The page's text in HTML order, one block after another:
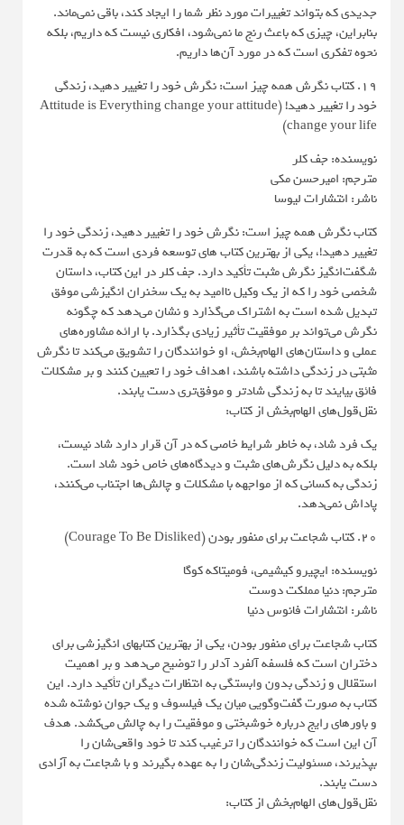
جدیدی که بتواند تغییرات مورد نظر شما را ایجاد کند، باقی نمی‌ماند.
بنابراین، چیزی که باعث رنج ما نمی‌شود، افکاری نیست که داریم، بلکه
نحوه تفکری است که در مورد آن‌ها داریم.
19. کتاب نگرش همه چیز است: نگرش خود را تغییر دهید، زندگی
خود را تغییر دهید! (Attitude is Everything change your attitude
change your life)
نویسنده: جف کلر
مترجم: امیرحسن مکی
ناشر: انتشارات لیوسا
کتاب نگرش همه چیز است: نگرش خود را تغییر دهید، زندگی خود را
تغییر دهید!، یکی از بهترین کتاب های توسعه فردی است که به قدرت
شگفت‌انگیز نگرش مثبت تأکید دارد. جف کلر در این کتاب، داستان
شخصی خود را که از یک وکیل ناامید به یک سخنران انگیزشی موفق
تبدیل شده است به اشتراک می‌گذارد و نشان می‌دهد که چگونه
نگرش می‌تواند بر موفقیت تأثیر زیادی بگذارد. با ارائه مشاوره‌های
عملی و داستان‌های الهام‌بخش، او خوانندگان را تشویق می‌کند تا نگرش
مثبتی در زندگی داشته باشند، اهداف خود را تعیین کنند و بر مشکلات
فائق بیایند تا به زندگی شادتر و موفق‌تری دست یابند.
نقل‌قول‌های الهام‌بخش از کتاب:
یک فرد شاد، به خاطر شرایط خاصی که در آن قرار دارد شاد نیست،
بلکه به دلیل نگرش‌های مثبت و دیدگاه‌های خاص خود شاد است.
زندگی به کسانی که از مواجهه با مشکلات و چالش‌ها اجتناب می‌کنند،
پاداش نمی‌دهد.
20. کتاب شجاعت برای منفور بودن (Courage To Be Disliked)
نویسنده: ایچیرو کیشیمی، ‬فومیتاکه کوگا
مترجم: دنیا مملکت دوست
ناشر: انتشارات فانوس دنیا
کتاب شجاعت برای منفور بودن، یکی از بهترین کتابهای انگیزشی برای
دختران است که فلسفه آلفرد آدلر را توضیح می‌دهد و بر اهمیت
استقلال و زندگی بدون وابستگی به انتظارات دیگران تأکید دارد. این
کتاب به‌ صورت گفت‌وگویی میان یک فیلسوف و یک جوان نوشته شده
و باورهای رایج درباره خوشبختی و موفقیت را به چالش می‌کشد. هدف
آن این است که خوانندگان را ترغیب کند تا خود واقعی‌شان را
بپذیرند، مسئولیت زندگی‌شان را به عهده بگیرند و با شجاعت به آزادی
دست یابند.
نقل‌قول‌های الهام‌بخش از کتاب: